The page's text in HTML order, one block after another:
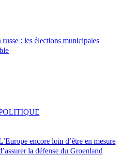
: les élections municipales
encore loin d’être en mesure
la défense du Groenland